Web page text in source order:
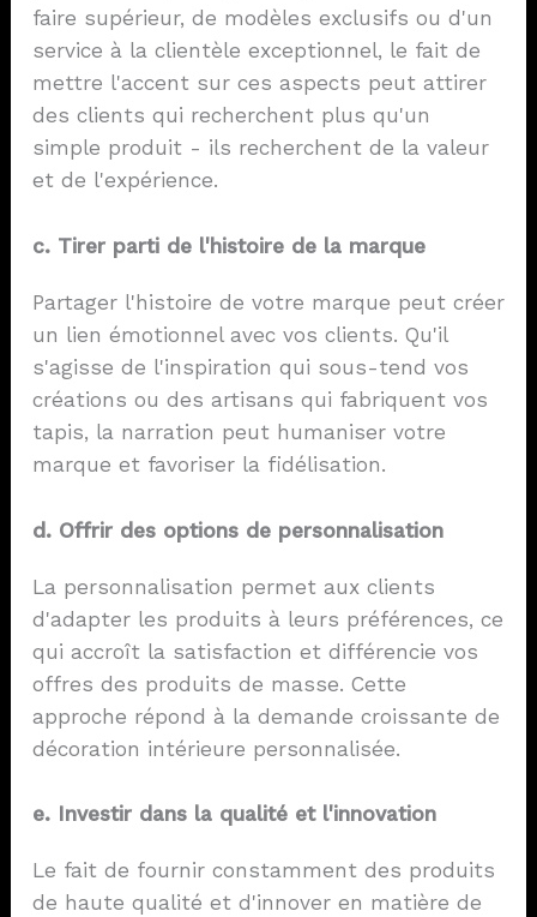
faire supérieur, de modèles exclusifs ou d'un
service à la clientèle exceptionnel, le fait de
mettre l'accent sur ces aspects peut attirer
des clients qui recherchent plus qu'un
simple produit - ils recherchent de la valeur
et de l'expérience.
c. Tirer parti de l'histoire de la marque
Partager l'histoire de votre marque peut créer
un lien émotionnel avec vos clients. Qu'il
s'agisse de l'inspiration qui sous-tend vos
créations ou des artisans qui fabriquent vos
tapis, la narration peut humaniser votre
marque et favoriser la fidélisation.
d. Offrir des options de personnalisation
La personnalisation permet aux clients
d'adapter les produits à leurs préférences, ce
qui accroît la satisfaction et différencie vos
offres des produits de masse. Cette
approche répond à la demande croissante de
décoration intérieure personnalisée.
e. Investir dans la qualité et l'innovation
Le fait de fournir constamment des produits
de haute qualité et d'innover en matière de